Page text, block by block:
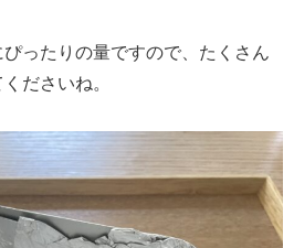
ったりの量ですので、たくさん
ださいね。